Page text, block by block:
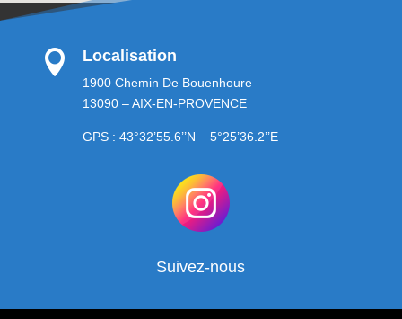
 Localisation
1900 Chemin De Bouenhoure
13090 – AIX-EN-PROVENCE
GPS : 43°32’55.6’’N 5°25’36.2’’E
Suivez-nous